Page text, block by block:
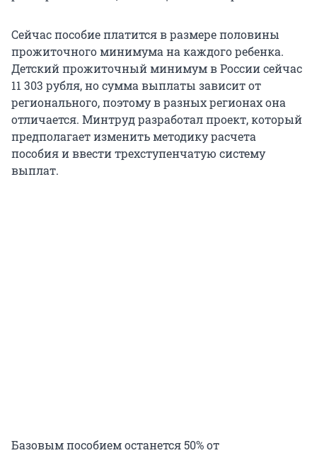
Сейчас пособие платится в размере половины
прожиточного минимума на каждого ребенка.
Детский прожиточный минимум в России сейчас
11 303 рубля, но сумма выплаты зависит от
регионального, поэтому в разных регионах она
отличается. Минтруд разработал проект, который
предполагает изменить методику расчета
пособия и ввести трехступенчатую систему
выплат.
Базовым пособием останется 50% от